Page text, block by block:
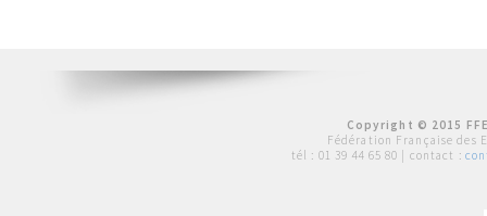
Copyright © 2015
Fédération Française des
tél : 01 39 44 65 80 | contact :